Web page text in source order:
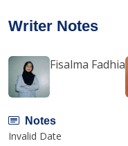
Writer Notes
Fisalma Fadhia
Notes
Invalid Date